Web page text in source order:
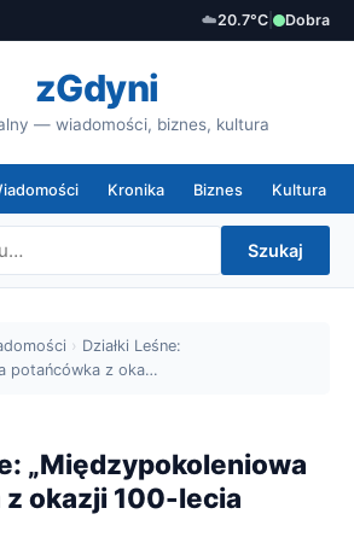
☁️20.7°C Dobra
zGdyni
— wiadomości, biznes, kultura
Kronika Biznes Kultura
Szukaj
› Działki Leśne:
potańcówka z oka…
„Międzypokoleniowa
okazji 100-lecia